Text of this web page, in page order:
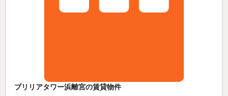
ブリリアタワー浜離宮の賃貸物件